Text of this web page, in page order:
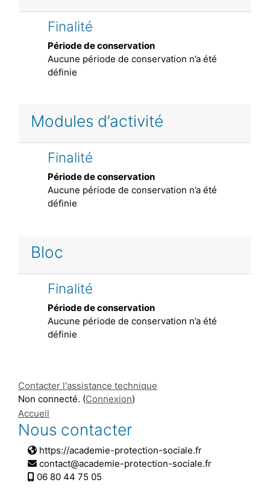
Finalité
Période de conservation
Aucune période de conservation n’a été
définie
Modules d’activité
Finalité
Période de conservation
Aucune période de conservation n’a été
définie
Bloc
Finalité
Période de conservation
Aucune période de conservation n’a été
définie
Contacter l'assistance technique
Non connecté. (Connexion)
Accueil
Nous contacter
https://academie-protection-sociale.fr
contact@academie-protection-sociale.fr
06 80 44 75 05